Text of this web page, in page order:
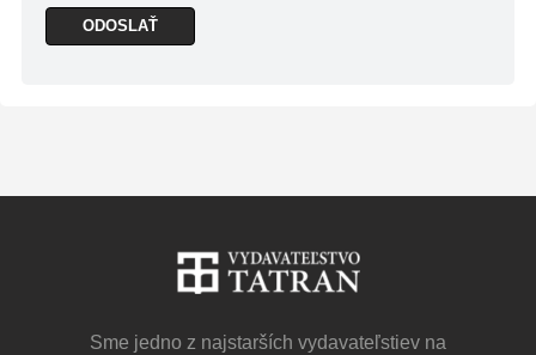
Sme jedno z najstarších vydavateľstiev na